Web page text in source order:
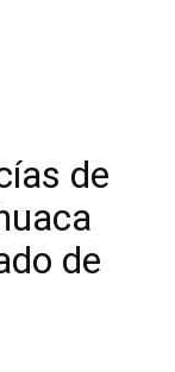
de
de